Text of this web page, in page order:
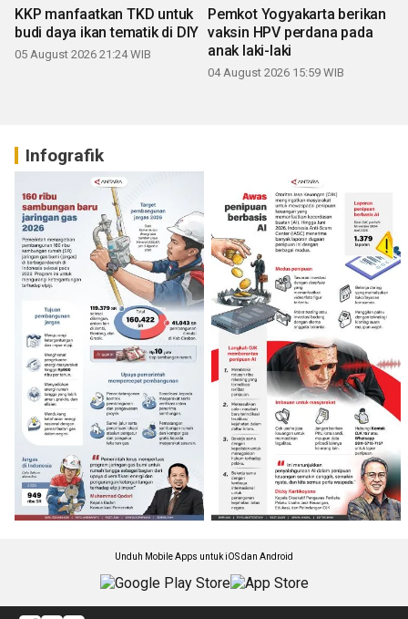
KKP manfaatkan TKD untuk
budi daya ikan tematik di DIY
05 August 2026 21:24 WIB
Pemkot Yogyakarta berikan
vaksin HPV perdana pada
anak laki-laki
04 August 2026 15:59 WIB
Infografik
Unduh Mobile Apps untuk iOS dan Android